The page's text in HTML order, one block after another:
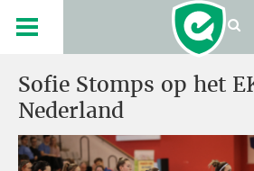
Sofie Stomps op het
Nederland